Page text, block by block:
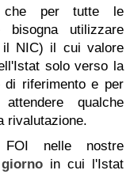
che per tutte le
utilizzare
il NIC) il cui valore
solo verso la
di riferimento e per
qualche
rivalutazione.
FOI nelle nostre
in cui l'Istat